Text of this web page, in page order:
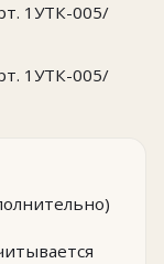
1УТК-005/
1УТК-005/